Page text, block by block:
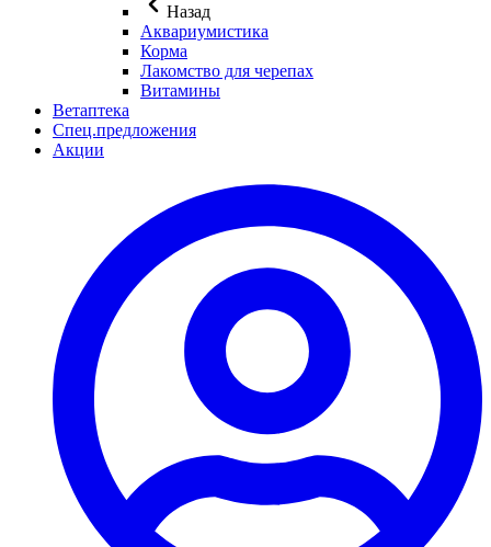
Назад
Аквариумистика
Корма
Лакомство для черепах
Витамины
Ветаптека
Спец.предложения
Акции